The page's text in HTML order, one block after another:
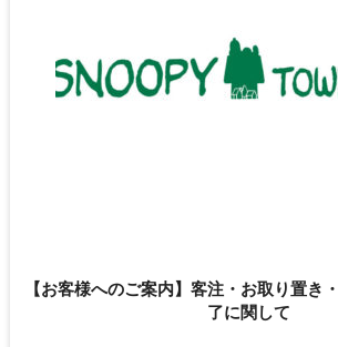
【お客様へのご案内】客注・お取り置き
了に関して